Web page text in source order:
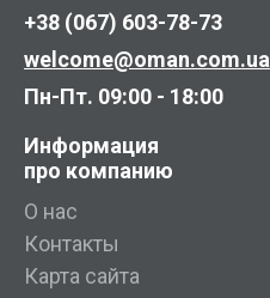
+38 (067) 603-78-73
welcome@oman.com.ua
Пн-Пт. 09:00 - 18:00
Информация
про компанию
О нас
Контакты
Карта сайта